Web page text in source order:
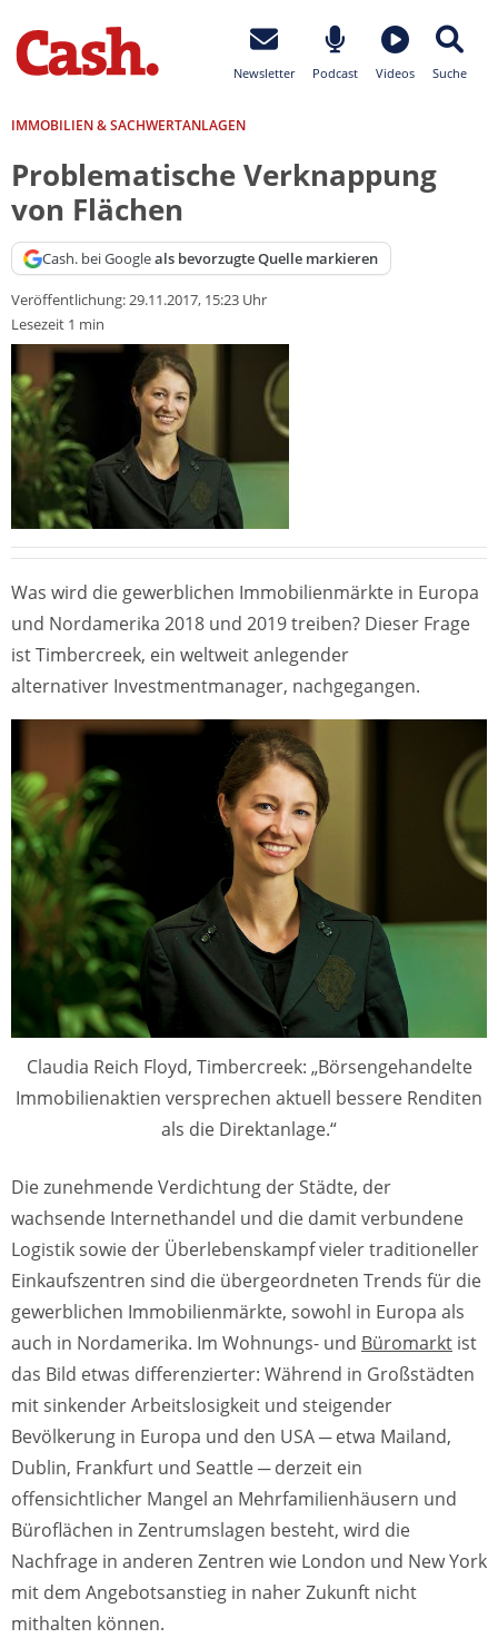
Newsletter Podcast Videos Suche
IMMOBILIEN & SACHWERTANLAGEN
Problematische Verknappung
von Flächen
Cash. bei Googleals bevorzugte Quelle markieren
Veröffentlichung:29.11.2017, 15:23 Uhr
Lesezeit 1 min
Was wird die gewerblichen Immobilienmärkte in Europa
und Nordamerika 2018 und 2019 treiben? Dieser Frage
ist Timbercreek, ein weltweit anlegender
alternativer Investmentmanager, nachgegangen.
Claudia Reich Floyd, Timbercreek: „Börsengehandelte
Immobilienaktien versprechen aktuell bessere Renditen
als die Direktanlage.“
Die zunehmende Verdichtung der Städte, der
wachsende Internethandel und die damit verbundene
Logistik sowie der Überlebenskampf vieler traditioneller
Einkaufszentren sind die übergeordneten Trends für die
gewerblichen Immobilienmärkte, sowohl in Europa als
auch in Nordamerika. Im Wohnungs- und Büromarkt ist
das Bild etwas differenzierter: Während in Großstädten
mit sinkender Arbeitslosigkeit und steigender
Bevölkerung in Europa und den USA ─ etwa Mailand,
Dublin, Frankfurt und Seattle ─ derzeit ein
offensichtlicher Mangel an Mehrfamilienhäusern und
Büroflächen in Zentrumslagen besteht, wird die
Nachfrage in anderen Zentren wie London und New York
mit dem Angebotsanstieg in naher Zukunft nicht
mithalten können.